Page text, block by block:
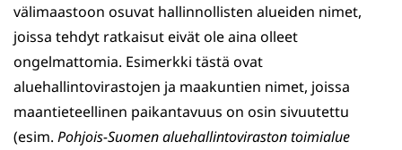
välimaastoon osuvat hallinnollisten alueiden nimet,
joissa tehdyt ratkaisut eivät ole aina olleet
ongelmattomia. Esimerkki tästä ovat
aluehallintovirastojen ja maakuntien nimet, joissa
maantieteellinen paikantavuus on osin sivuutettu
(esim. Pohjois-Suomen aluehallintoviraston toimialue